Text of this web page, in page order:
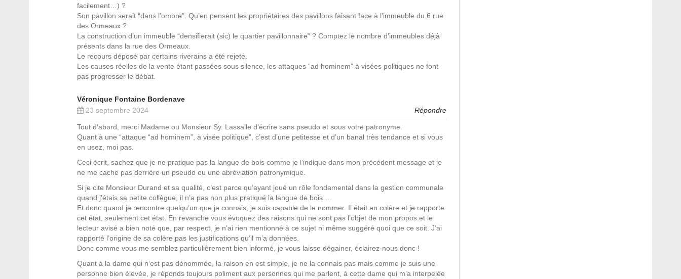
facilement…) ?
Son pavillon serait “dans l’ombre”. Qu’en pensent les propriétaires des pavillons faisant face à l’immeuble du 6 rue
des Ormeaux ?
La construction d’un immeuble “densifierait (sic) le quartier pavillonnaire” ? Comptez le nombre d’immeubles déjà
présents dans la rue des Ormeaux.
Le recours déposé par certains riverains a été rejeté.
Les causes réelles de la vente étant passées sous silence, les attaques “ad hominem” à visées politiques ne font
pas progresser le débat.
Véronique Fontaine Bordenave
23 septembre 2024
Répondre
Tout d’abord, merci Madame ou Monsieur Sy. Lassalle d’écrire sans pseudo et sous votre patronyme.
Quant à une “attaque “ad hominem”, à visée politique”, c’est d’une petitesse et d’un banal très tendance et si vous
en usez, moi pas.
Ceci écrit, sachez que je ne pratique pas la langue de bois comme je l’indique dans mon précédent message et je
ne me cache pas derrière un pseudo ou une abréviation patronymique.
Si je cite Monsieur Durand et sa qualité, c’est parce qu’ayant joué un rôle fondamental dans la gestion communale
quand j’étais sa petite collègue, il n’a pas non plus pratiqué la langue de bois….
Et donc quand je rencontre quelqu’un que je connais, je suis capable de le nommer. Il était en colère et je rapporte
cet état, seulement cet état. En revanche vous évoquez des raisons qui ne sont pas l’objet de mon propos et le
lecteur avisé a bien noté que, par respect, je n’ai rien mentionné à ce sujet ni même suggéré quoi que ce soit. J’ai
rapporté l’origine de sa colère pas les justifications qu’il m’a données.
Donc comme vous me semblez particulièrement bien informé, je vous laisse dégainer, éclairez-nous donc !
Quant à la dame qui n’est pas dénommée, la raison en est simple, je ne la connais pas mais comme je suis une
personne bien élevée, je réponds toujours poliment aux personnes qui me parlent, à cette dame qui m’a interpelée